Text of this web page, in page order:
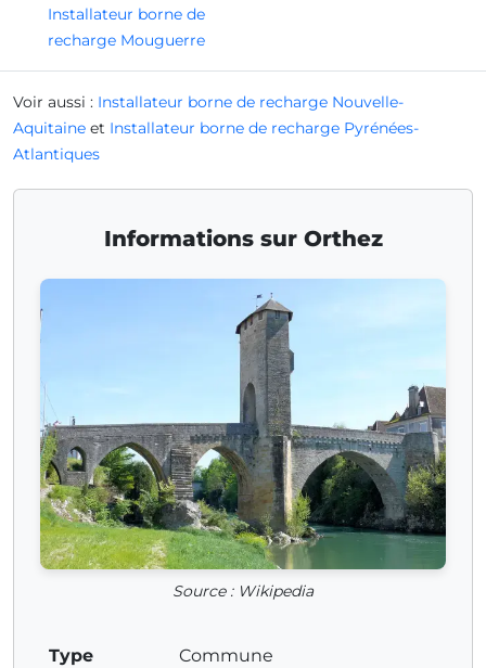
Installateur borne de
recharge Mouguerre
Voir aussi : Installateur borne de recharge Nouvelle-
Aquitaine et Installateur borne de recharge Pyrénées-
Atlantiques
Informations sur Orthez
Source : Wikipedia
Type Commune